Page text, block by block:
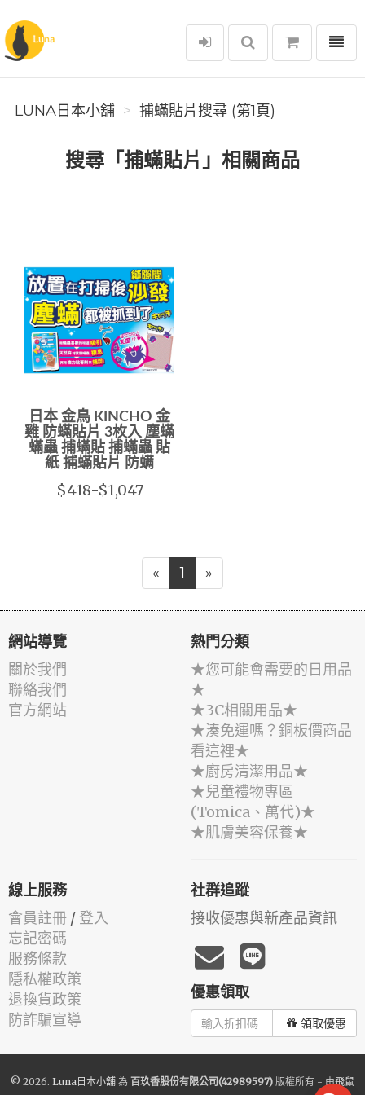
Luna日本小舖
選單
LUNA日本小舖 捕蟎貼片搜尋 (第1頁)
搜尋「捕蟎貼片」相關商品
日本 金鳥 KINCHO 金
雞 防蟎貼片 3枚入 塵蟎
蟎蟲 捕蟎貼 捕蟎蟲 貼
紙 捕蟎貼片 防螨
$418-$1,047
« 1 »
網站導覽
關於我們
聯絡我們
官方網站
熱門分類
★您可能會需要的日用品
★
★3C相關用品★
★湊免運嗎？銅板價商品
看這裡★
★廚房清潔用品★
★兒童禮物專區
(Tomica、萬代)★
★肌膚美容保養★
線上服務
會員註冊 / 登入
忘記密碼
服務條款
隱私權政策
退換貨政策
防詐騙宣導
社群追蹤
接收優惠與新產品資訊
優惠領取
領取優惠
© 2026. Luna日本小舖 為 百玖香股份有限公司(42989597) 版權所有 - 由飛鼠